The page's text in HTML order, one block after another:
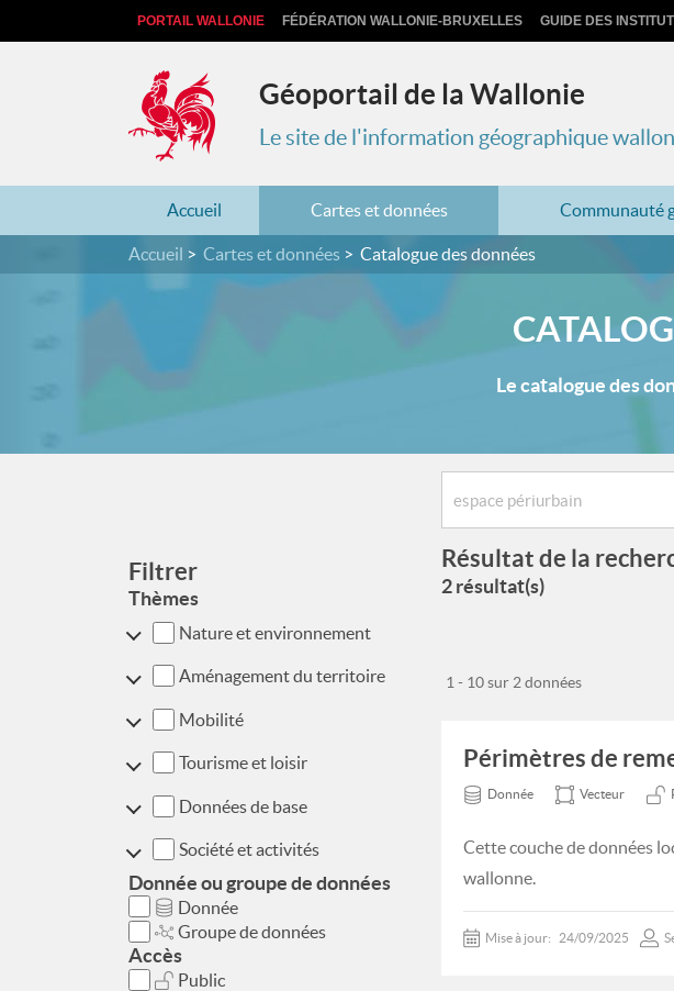
PORTAIL WALLONIE FÉDÉRATION WALLONIE-BRUXELLES GUIDE DES
Géoportail de la Wallonie
Le site de l'information géographique
Accueil Cartes et données Communauté
Accueil Cartes et données Catalogue des données
Le catalogue des
Filtrer
Thèmes
Nature et environnement
Aménagement du territoire
Mobilité
Tourisme et loisir
Données de base
Société et activités
Donnée ou groupe de données
Donnée
Groupe de données
Accès
Public
Résultat de la
2 résultat(s)
1 - 10 sur 2 données
Périmètres de
Donnée Vecteur
Cette couche de données
wallonne.
Mise à jour: 24/09/2025